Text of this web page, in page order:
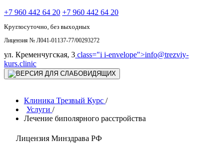
+7 960 442 64 20 +7 960 442 64 20
Круглосуточно, без выходных
Лицензия № Л041-01137-77/00293272
ул. Кременчугская, 3 class="i i-envelope">info@trezviy-
kurs.clinic
Клиника Трезвый Курс /
Услуги /
Лечение биполярного расстройства
Лицензия Минздрава РФ